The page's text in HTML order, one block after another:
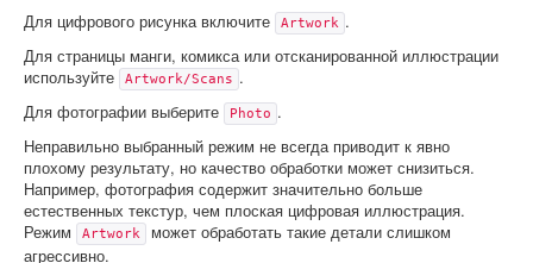
Для цифрового рисунка включите Artwork .
Для страницы манги, комикса или отсканированной иллюстрации
используйте
Artwork/Scans .
Для фотографии выберите
Photo .
Неправильно выбранный режим не всегда приводит к явно
плохому результату, но качество обработки может снизиться.
Например, фотография содержит значительно больше
естественных текстур, чем плоская цифровая иллюстрация.
Режим
Artwork
может обработать такие детали слишком
агрессивно.